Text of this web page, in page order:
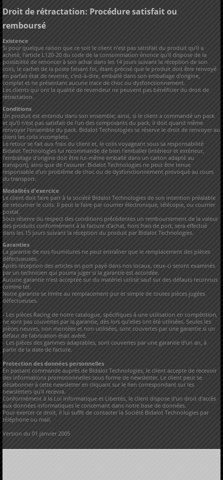
Droit de rétractation: Procédure satisfait ou
remboursé
Existence
Si pour quelque raison que ce soit le client n'est pas satisfait du produit qu'il a
acheté, l'article L120-20 du code de la consommation énonce qu'il dispose de la
possibilité de renoncer à son achat dans les 14 jours suivant la réception de son
colis, le cachet de la poste faisant foi, étant précisé que le produit doit être renvoyé
en parfait état de revente, c'est-à-dire, emballé dans son emballage d'origine,
complet et ne présentant aucune trace de choc ou dysfonctionnement.
Les clients qui ont la qualité de revendeur ne peuvent pas bénéficier du droit de
rétractation.
Conditions
Un produit est entendu dans son ensemble; ainsi, si le client a commandé un pack
et qu'il n'est pas satisfait de l'un des composants du pack, il doit quand même
renvoyer l'ensemble du pack. Bidalot Technologies se réserve le droit de renvoyer au
client les colis incomplets.
Le retour se fait aux frais du client et, le colis voyageant sous sa responsabilité
Bidalot Technologies lui recommande de bien l'emballer (intérieur et extérieur,
l'emballage d'origine doit être lui-même emballé dans un carton adapté au
transport), ainsi que de l'assurer. Bidalot Technologies ne peut être tenue
responsable d'un problème de choc ou de dysfonctionnement provoqué au cours
du transport.
Modalités d'exercice
Le client doit faire part à la société Bidalot Technologies de son intention préalable
de retourner le colis. Il peut le faire par courrier électronique, télécopie, ou courrier
postal.
Sous réserve du respect des conditions précédentes un remboursement de la valeur
des produits conformément à la facture d'achat, hors frais de port, sera effectué
dans les 15 jours suivant la réception du produit par Bidalot Technologies.
Garanties
La garantie de nos fournitures ne peut entraîner que le remplacement des pièces
défectueuses.
Après réception des articles en port payé dans nos locaux, ceux-ci seront examinés
par un technicien qui pourra juger si la garantie est accordée.
Aucune garantie n’est acceptée sur du matériel utilisé sauf sur des défauts reconnus
comme tel.
Notre garantie se limite au remplacement pur et simple de toutes pièces jugées
défectueuses.
- Les pièces Racing de notre catalogue, spécifiques à une utilisation en compétition,
ne sont pas couvertes par la garantie, dès lors qu’elles ont été utilisées. Seules les
pièces neuves, non montées et non utilisées, sont couvertes par une garantie si un
défaut de fabrication était avéré.
- Les pièces des gammes adaptables, sont couvertes par une garantie d’un an, à
partir de la date de facture.
Protection des données personnelles
En passant commande auprès de Bidalot Technologies, le client accepte de recevoir
des informations promotionnelles sous forme de newsletter. Le client peut se
désabonner à cette newsletter en cliquant sur le lien correspondant sur les
newsletters qu'il recevra.
Conformément à la Loi Informatique et Libertés, le client dispose d'un droit d'accès
aux données informatiques le concernant dans notre base de données.
Pour exercer ce droit, il lui suffit de contacter la Société Bidalot Technologies par
téléphone ou mail.
Version du 01 janvier 2005